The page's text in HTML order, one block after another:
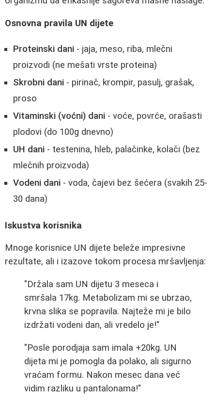
Osnovna pravila UN dijete
Proteinski dani - jaja, meso, riba, mlečni
proizvodi (ne mešati vrste proteina)
Skrobni dani - pirinač, krompir, pasulj, grašak,
proso
Vitaminski (voćni) dani - voće, povrće, orašasti
plodovi (do 100g dnevno)
UH dani - testenina, hleb, palačinke, kolači (bez
mlečnih proizvoda)
Vodeni dani - voda, čajevi bez šećera (svakih 25-
30 dana)
Iskustva korisnika
Mnoge korisnice UN dijete beleže impresivne
rezultate, ali i izazove tokom procesa mršavljenja:
"Držala sam UN dijetu 3 meseca i
smršala 17kg. Metabolizam mi se ubrzao,
krvna slika se popravila. Najteže mi je bilo
izdržati vodeni dan, ali vredelo je!"
"Posle porodjaja sam imala +20kg. UN
dijeta mi je pomogla da polako, ali sigurno
vraćam formu. Nakon mesec dana već
vidim razliku u pantalonama!"